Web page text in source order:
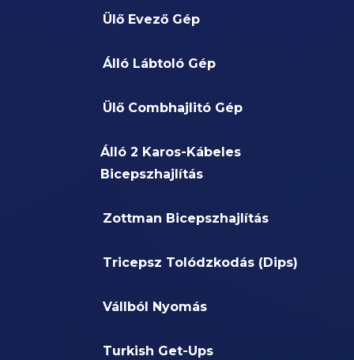
Ülő Evező Gép
Álló Lábtoló Gép
Ülő Combhajlitó Gép
Álló 2 Karos-Kábeles
Bicepszhajlítás
Zottman Bicepszhajlítás
Tricepsz Tolódzkodás (Dips)
Vállból Nyomás
Turkish Get-Ups